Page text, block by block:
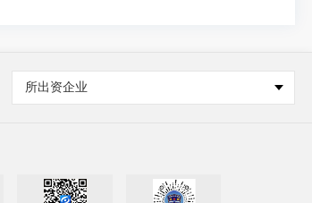
所出资企业